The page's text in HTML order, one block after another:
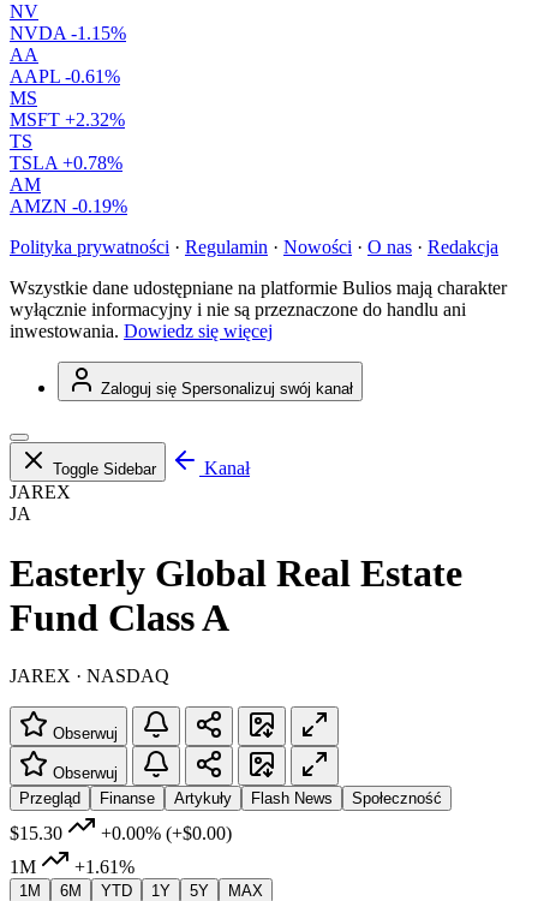
NV
NVDA -1.15%
AA
AAPL -0.61%
MS
MSFT +2.32%
TS
TSLA +0.78%
AM
AMZN -0.19%
Polityka prywatności · Regulamin · Nowości · O nas · Redakcja
Wszystkie dane udostępniane na platformie Bulios mają charakter
wyłącznie informacyjny i nie są przeznaczone do handlu ani
inwestowania. Dowiedz się więcej
Zaloguj się Spersonalizuj swój kanał
Toggle Sidebar
Kanał
JAREX
JA
Easterly Global Real Estate
Fund Class A
JAREX · NASDAQ
Obserwuj
Obserwuj
Przegląd
Finanse Artykuły Flash News Społeczność
$15.30 +0.00% (+$0.00)
1M
+1.61%
1M 6M YTD 1Y 5Y MAX